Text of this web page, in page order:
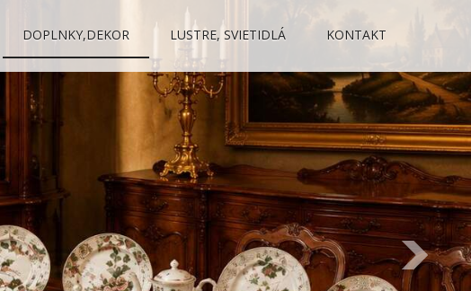
DOPLNKY,DEKOR LUSTRE, SVIETIDLÁ KONTAKT